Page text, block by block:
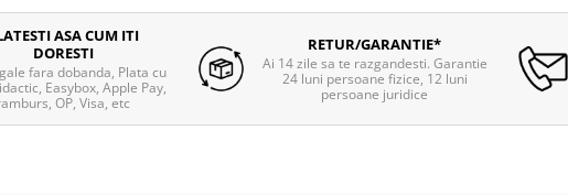
ASA CUM ITI
DORESTI
fara dobanda, Plata cu
Easybox, Apple Pay,
OP, Visa, etc
RETUR/GARANTIE*
Ai 14 zile sa te razgandesti. Garantie
24 luni persoane fizice, 12 luni
persoane juridice